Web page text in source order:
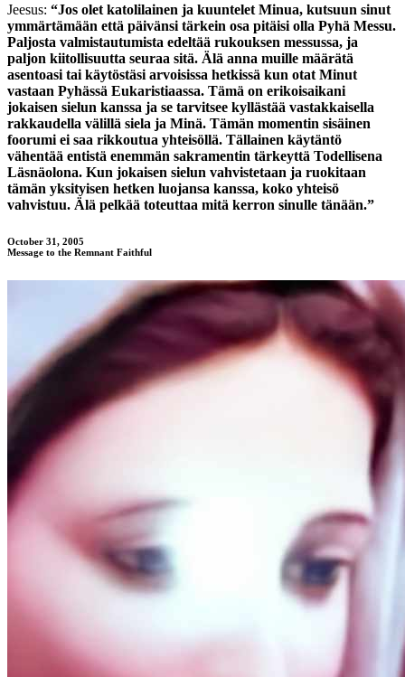
Jeesus: “Jos olet katolilainen ja kuuntelet Minua, kutsuun sinut
ymmärtämään että päivänsi tärkein osa pitäisi olla Pyhä Messu.
Paljosta valmistautumista edeltää rukouksen messussa, ja
paljon kiitollisuutta seuraa sitä. Älä anna muille määrätä
asentoasi tai käytöstäsi arvoisissa hetkissä kun otat Minut
vastaan Pyhässä Eukaristiaassa. Tämä on erikoisaikani
jokaisen sielun kanssa ja se tarvitsee kyllästää vastakkaisella
rakkaudella välillä siela ja Minä. Tämän momentin sisäinen
foorumi ei saa rikkoutua yhteisöllä. Tällainen käytäntö
vähentää entistä enemmän sakramentin tärkeyttä Todellisena
Läsnäolona. Kun jokaisen sielun vahvistetaan ja ruokitaan
tämän yksityisen hetken luojansa kanssa, koko yhteisö
vahvistuu. Älä pelkää toteuttaa mitä kerron sinulle tänään.”
October 31, 2005
Message to the Remnant Faithful